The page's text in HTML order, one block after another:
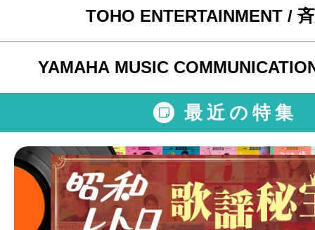
TOHO ENTERTAINMENT /
YAMAHA MUSIC
最近の特集